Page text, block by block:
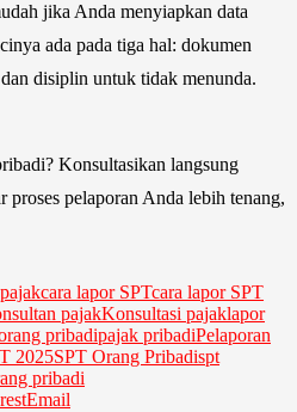
jika Anda menyiapkan data
ada pada tiga hal: dokumen
disiplin untuk tidak menunda.
Konsultasikan langsung
proses pelaporan Anda lebih tenang,
cara lapor SPTcara lapor SPT
pajakKonsultasi pajaklapor
pribadipajak pribadiPelaporan
2025SPT Orang Pribadispt
pribadi
Email